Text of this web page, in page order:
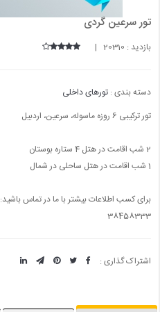
تور سرعین گردی
بازدید : 20310 |
دسته بندی : تورهای داخلی
تور ترکیبی 6 روزه ماسوله، سرعین، اردبیل
2 شب اقامت در هتل 4 ستاره بوستان
1 شب اقامت در هتل ساحلی در شمال
برای کسب اطلاعات بیشتر با ما در تماس باشید:
38458333
اشتراک گذاری :